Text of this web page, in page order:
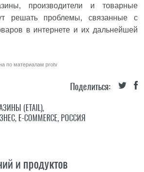
производители и товарные
решать проблемы, связанные с
в интернете и их дальнейшей
по материаламprotv
Поделиться:
(ETAIL),
, E-COMMERCE, РОССИЯ
и продуктов